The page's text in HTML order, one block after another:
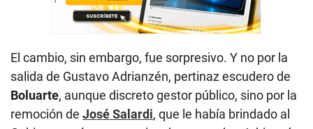
El cambio, sin embargo, fue sorpresivo. Y no por la
salida de Gustavo Adrianzén, pertinaz escudero de
Boluarte, aunque discreto gestor público, sino por la
remoción de José Salardi, que le había brindado al